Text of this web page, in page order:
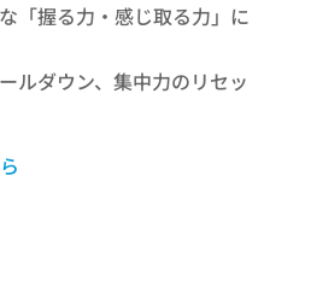
「握る力・感じ取る力」に
ルダウン、集中力のリセッ